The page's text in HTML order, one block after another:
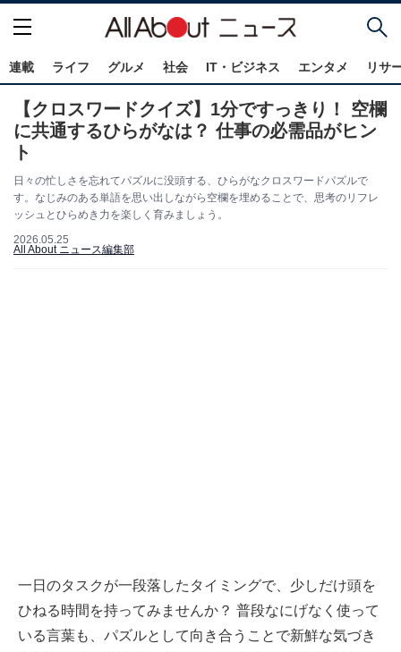
連載 ライフ グルメ 社会 IT・ビジネス エンタメ リサ
【クロスワードクイズ】1分ですっきり！ 空欄
に共通するひらがなは？ 仕事の必需品がヒン
ト
日々の忙しさを忘れてパズルに没頭する、ひらがなクロスワードパズルで
す。なじみのある単語を思い出しながら空欄を埋めることで、思考のリフレ
ッシュとひらめき力を楽しく育みましょう。
2026.05.25
All About ニュース編集部
一日のタスクが一段落したタイミングで、少しだけ頭を
ひねる時間を持ってみませんか？ 普段なにげなく使って
いる言葉も、パズルとして向き合うことで新鮮な気づき